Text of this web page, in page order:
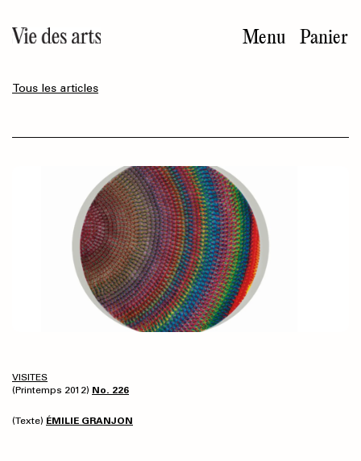
au
contenu
Menu Panier
Tous les articles
VISITES
(Printemps 2012) No. 226
(Texte) ÉMILIE GRANJON